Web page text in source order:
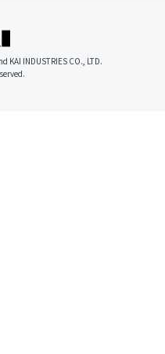
KAI INDUSTRIES CO., LTD.